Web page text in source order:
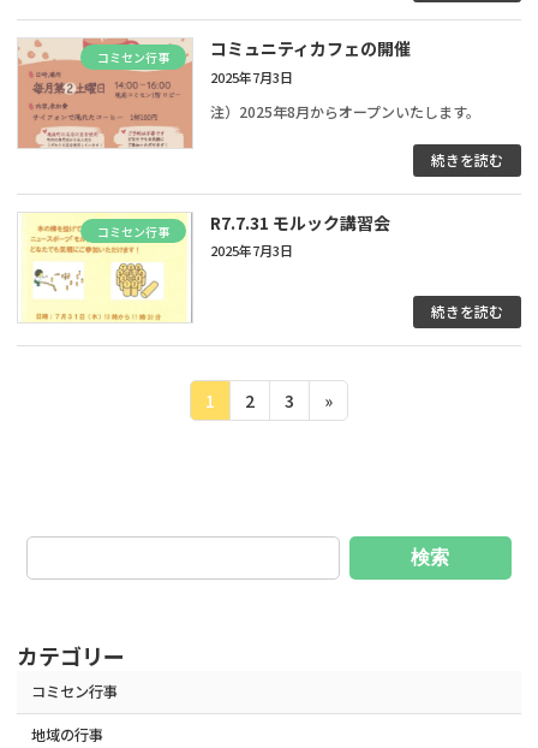
コミセン行事 コミュニティカフェの開催
2025年7月3日
注）2025年8月からオープンいたします。
続きを読む
コミセン行事 R7.7.31 モルック講習会
2025年7月3日
続きを読む
シ
ョ
ン
固
定
1
固
定
2
固
定
3 »
検索
カテゴリー
コミセン行事
地域の行事